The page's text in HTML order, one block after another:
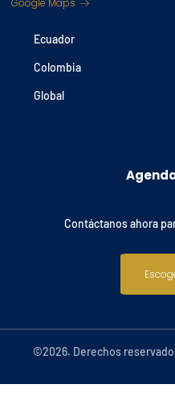
Google Maps
Ecuador
Colombia
Global
Contáctanos ahora
©2026. Derechos